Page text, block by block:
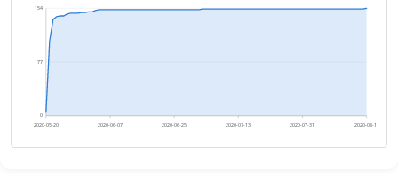
0
77
154
2020-05-20 2020-06-07 2020-06-25 2020-07-13 2020-07-31 2020-08-18